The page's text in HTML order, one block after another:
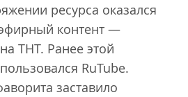
ресурса оказался
контент —
ТНТ. Ранее этой
RuTube.
заставило